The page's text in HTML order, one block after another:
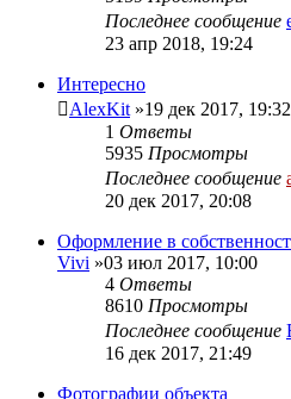
Последнее сообщение
23 апр 2018, 19:24
Интересно
AlexKit »19 дек 2017, 19:32
1 Ответы
5935 Просмотры
Последнее сообщение
20 дек 2017, 20:08
Оформление в
Vivi »03 июл 2017, 10:00
4 Ответы
8610 Просмотры
Последнее сообщение
16 дек 2017, 21:49
Фотографии объекта